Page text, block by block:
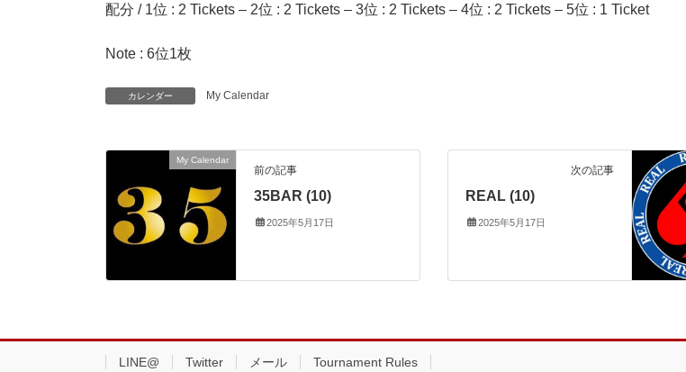
配分 / 1位 : 2 Tickets – 2位 : 2 Tickets – 3位 : 2 Tickets – 4位 : 2 Tickets – 5位 : 1 Ticket
Note : 6位1枚
カレンダー My Calendar
My Calendar
前の記事
35BAR (10)
2025年5月17日
次の記事
REAL (10)
2025年5月17日
LINE@ Twitter メール Tournament Rules